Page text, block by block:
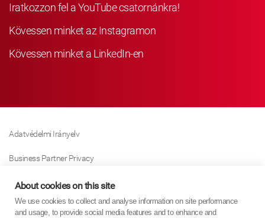
Iratkozzon fel a YouTube csatornánkra!
Kövessen minket az Instagramon
Kövessen minket a LinkedIn-en
Adatvédelmi Irányelv
Business Partner Privacy
Sütikre Vonatkozó Irányelv
Modern Slavery Act Policy
About cookies on this site
We use cookies to collect and analyse information on site performance
and usage, to provide social media features and to enhance and